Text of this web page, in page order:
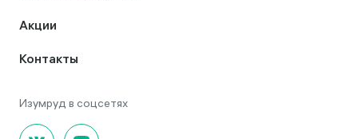
Акции
Контакты